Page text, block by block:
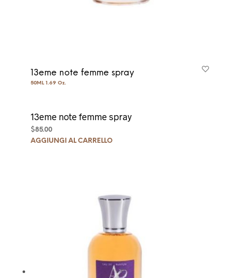
13eme note femme spray
50ML 1.69 Oz.
13eme note femme spray
$85.00
AGGIUNGI AL CARRELLO